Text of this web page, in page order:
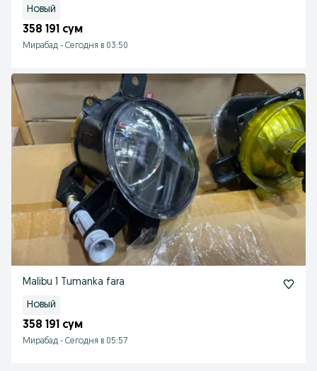
Новый
358 191 сум
Мирабад - Сегодня в 03:50
Malibu 1 Tumanka fara
Новый
358 191 сум
Мирабад - Сегодня в 05:57